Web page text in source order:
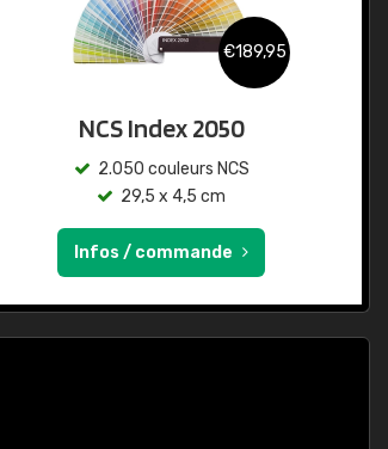
€189,95
NCS Index 2050
2.050 couleurs NCS
29,5 x 4,5 cm
Infos / commande